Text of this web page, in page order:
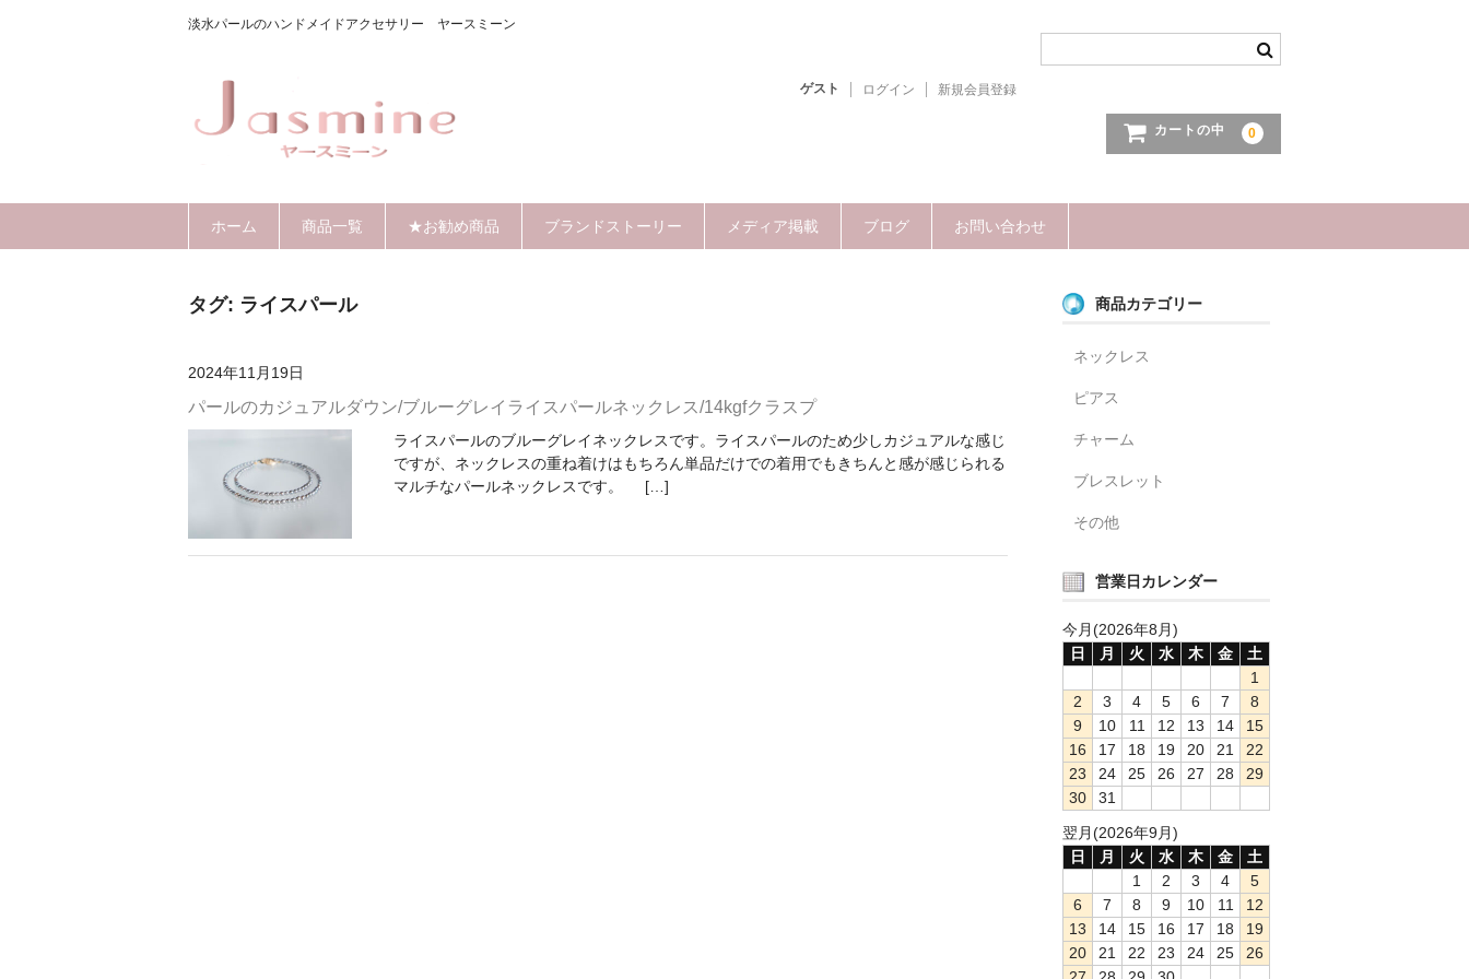
淡水パールのハンドメイドアクセサリー ヤースミーン
ゲスト ログイン 新規会員登録
カートの中 0
ホーム 商品一覧 ★お勧め商品 ブランドストーリー メディア掲載 ブログ お問い合わせ
タグ: ライスパール
2024年11月19日
パールのカジュアルダウン/ブルーグレイライスパールネックレス/14kgfクラスプ
ライスパールのブルーグレイネックレスです。ライスパールのため少しカジュアルな感じ
ですが、ネックレスの重ね着けはもちろん単品だけでの着用でもきちんと感が感じられる
マルチなパールネックレスです。 […]
商品カテゴリー
ネックレス
ピアス
チャーム
ブレスレット
その他
営業日カレンダー
今月(2026年8月)
日
月 火 水 木 金
土
1
2
3 4 5 6 7
8
9
10 11 12 13 14
15
16
17 18 19 20 21
22
23
24 25 26 27 28
29
30
31
翌月(2026年9月)
日
月 火 水 木 金
土
1
2 3 4
5
6
7 8 9 10 11
12
13
14 15 16 17 18
19
20
21 22 23 24 25
26